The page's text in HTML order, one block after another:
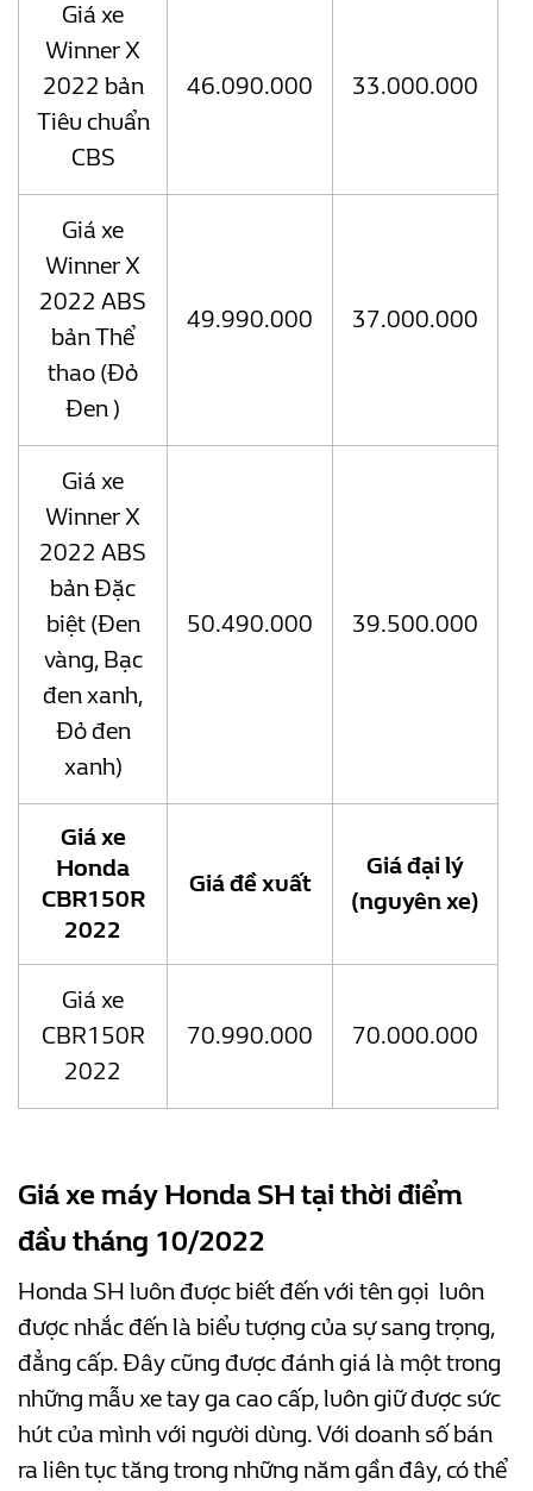
Giá xe
Winner X
2022 bản
Tiêu chuẩn
CBS
46.090.000 33.000.000
Giá xe
Winner X
2022 ABS
bản Thể
thao (Đỏ
Đen )
49.990.000 37.000.000
Giá xe
Winner X
2022 ABS
bản Đặc
biệt (Đen
vàng, Bạc
đen xanh,
Đỏ đen
xanh)
50.490.000 39.500.000
Giá xe
Honda
CBR150R
2022
Giá đề xuất
Giá đại lý
(nguyên xe)
Giá xe
CBR150R
2022
70.990.000 70.000.000
Giá xe máy Honda SH tại thời điểm
đầu tháng 10/2022
Honda SH luôn được biết đến với tên gọi luôn
được nhắc đến là biểu tượng của sự sang trọng,
đẳng cấp. Đây cũng được đánh giá là một trong
những mẫu xe tay ga cao cấp, luôn giữ được sức
hút của mình với người dùng. Với doanh số bán
ra liên tục tăng trong những năm gần đây, có thể